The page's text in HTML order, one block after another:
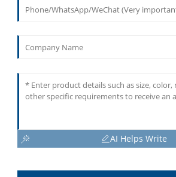
AI Helps Write